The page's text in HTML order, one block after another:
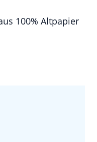
100% Altpapier